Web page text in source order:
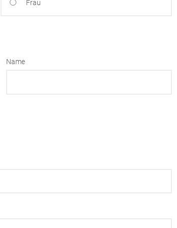
Frau
Name